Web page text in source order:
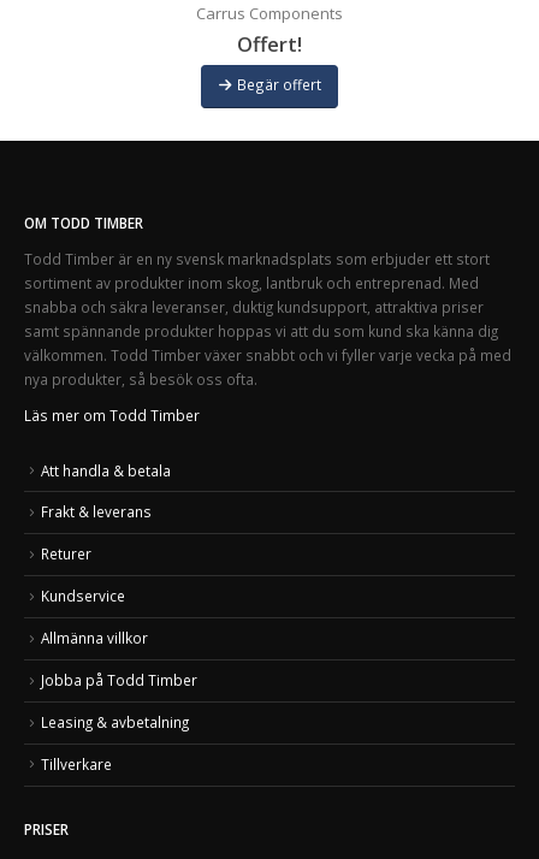
Carrus Components
Offert!
Begär offert
OM TODD TIMBER
Todd Timber är en ny svensk marknadsplats som erbjuder ett stort
sortiment av produkter inom skog, lantbruk och entreprenad. Med
snabba och säkra leveranser, duktig kundsupport, attraktiva priser
samt spännande produkter hoppas vi att du som kund ska känna dig
välkommen. Todd Timber växer snabbt och vi fyller varje vecka på med
nya produkter, så besök oss ofta.
Läs mer om Todd Timber
Att handla & betala
Frakt & leverans
Returer
Kundservice
Allmänna villkor
Jobba på Todd Timber
Leasing & avbetalning
Tillverkare
PRISER